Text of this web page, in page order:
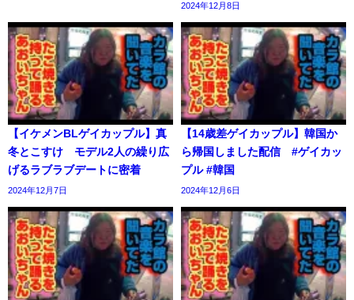
2024年12月8日
【イケメンBLゲイカップル】真
冬とこすけ モデル2人の繰り広
げるラブラブデートに密着
2024年12月7日
【14歳差ゲイカップル】韓国か
ら帰国しました配信 #ゲイカッ
プル #韓国
2024年12月6日